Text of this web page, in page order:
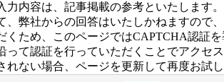
力内容は、記事掲載の参考といたします。
、弊社からの回答はいたしかねますので
くため、このページではCAPTCHA認証
って認証を行っていただくことでアクセ
れない場合、ページを更新して再度お試